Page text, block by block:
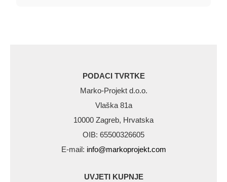
PODACI TVRTKE
Marko-Projekt d.o.o.
Vlaška 81a
10000 Zagreb, Hrvatska
OIB: 65500326605
E-mail: info@markoprojekt.com
UVJETI KUPNJE